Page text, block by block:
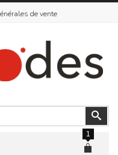
de vente
1